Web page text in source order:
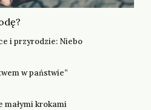
i przyrodzie: Niebo
w państwie”
małymi krokami